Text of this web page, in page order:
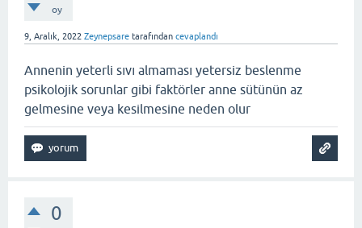
oy
9, Aralık, 2022 Zeynepsare tarafından cevaplandı
Annenin yeterli sıvı almaması yetersiz beslenme
psikolojik sorunlar gibi faktörler anne sütünün az
gelmesine veya kesilmesine neden olur
0